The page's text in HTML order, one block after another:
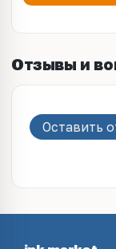
Отзывы и
Оставить